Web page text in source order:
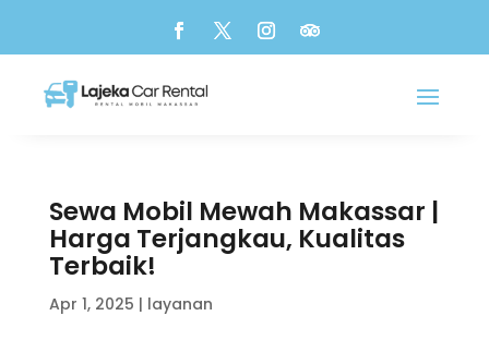
Sewa Mobil Mewah Makassar |
Harga Terjangkau, Kualitas
Terbaik!
Apr 1, 2025 | layanan